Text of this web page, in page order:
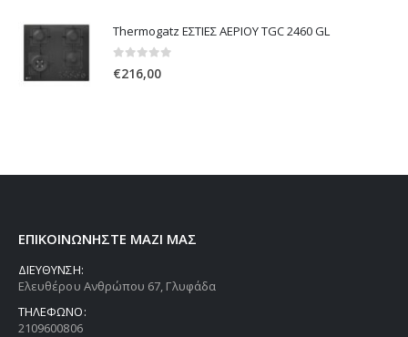
Thermogatz ΕΣΤΙΕΣ ΑΕΡΙΟΥ TGC 2460 GL
€216,00
ΕΠΙΚΟΙΝΩΝΗΣΤΕ ΜΑΖΙ ΜΑΣ
ΔΙΕΥΘΥΝΣΗ:
Ελευθέρου Ανθρώπου 67, Γλυφάδα
ΤΗΛΕΦΩΝΟ:
2109600806